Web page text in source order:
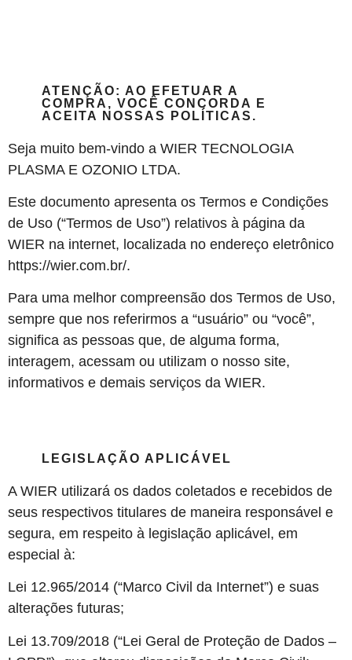
ATENÇÃO: AO EFETUAR A
COMPRA, VOCÊ CONCORDA E
ACEITA NOSSAS POLÍTICAS.
Seja muito bem-vindo a WIER TECNOLOGIA
PLASMA E OZONIO LTDA.
Este documento apresenta os Termos e Condições
de Uso (“Termos de Uso”) relativos à página da
WIER na internet, localizada no endereço eletrônico
https://wier.com.br/.
Para uma melhor compreensão dos Termos de Uso,
sempre que nos referirmos a “usuário” ou “você”,
significa as pessoas que, de alguma forma,
interagem, acessam ou utilizam o nosso site,
informativos e demais serviços da WIER.
LEGISLAÇÃO APLICÁVEL
A WIER utilizará os dados coletados e recebidos de
seus respectivos titulares de maneira responsável e
segura, em respeito à legislação aplicável, em
especial à:
Lei 12.965/2014 (“Marco Civil da Internet”) e suas
alterações futuras;
Lei 13.709/2018 (“Lei Geral de Proteção de Dados –